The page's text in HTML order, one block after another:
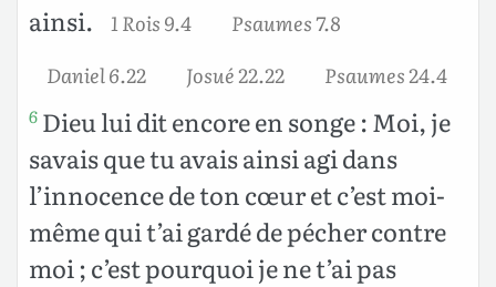
ainsi.
1 Rois 9.4
Psaumes 7.8
Daniel 6.22
Josué 22.22 Psaumes 24.4
6 Dieu lui dit encore en songe : Moi, je
savais que tu avais ainsi agi dans
l’innocence de ton cœur et c’est moi-
même qui t’ai gardé de pécher contre
moi ; c’est pourquoi je ne t’ai pas